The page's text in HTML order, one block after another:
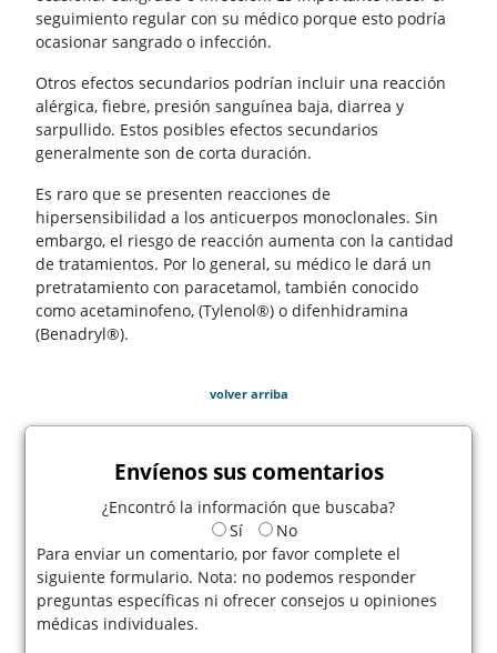
seguimiento regular con su médico porque esto podría
ocasionar sangrado o infección.
Otros efectos secundarios podrían incluir una reacción
alérgica, fiebre, presión sanguínea baja, diarrea y
sarpullido. Estos posibles efectos secundarios
generalmente son de corta duración.
Es raro que se presenten reacciones de
hipersensibilidad a los anticuerpos monoclonales. Sin
embargo, el riesgo de reacción aumenta con la cantidad
de tratamientos. Por lo general, su médico le dará un
pretratamiento con paracetamol, también conocido
como acetaminofeno, (Tylenol®) o difenhidramina
(Benadryl®).
volver arriba
Envíenos sus comentarios
¿Encontró la información que buscaba?
Sí
No
Para enviar un comentario, por favor complete el
siguiente formulario. Nota: no podemos responder
preguntas específicas ni ofrecer consejos u opiniones
médicas individuales.